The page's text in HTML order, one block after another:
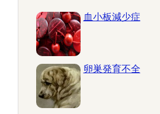
血小板減少症
卵巣発育不全